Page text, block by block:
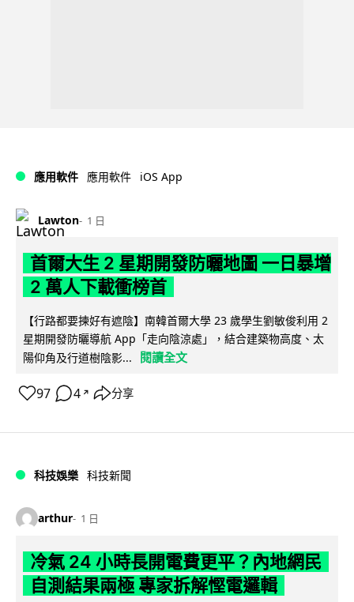
應用軟件 應用軟件 iOS App
Lawton 1 日
首爾大生 2 星期開發防曬地圖 一日暴增
2 萬人下載衝榜首
【行路都要揀好有遮陰】南韓首爾大學 23 歲學生劉敏俊利用 2
星期開發防曬導航 App「走向陰涼處」，結合建築物高度、太
陽仰角及行道樹陰影...
閱讀全文
97 4 ↗ 分享
科技娛樂 科技新聞
arthur 1 日
冷氣 24 小時長開電費更平？內地網民
自測結果兩極 專家拆解慳電邏輯